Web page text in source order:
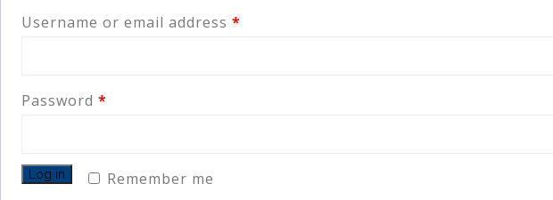
Username or email address *
Password *
Remember me
Log in